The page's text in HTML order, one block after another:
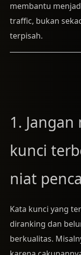
membantu
traffic, bukan
terpisah.
1.
kunci
niat
Kata kunci yang
diranking dan
berkualitas.